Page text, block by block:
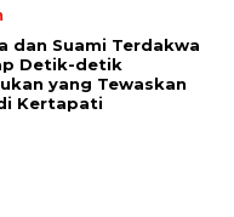
dan Suami Terdakwa
Detik-detik
yang Tewaskan
Kertapati